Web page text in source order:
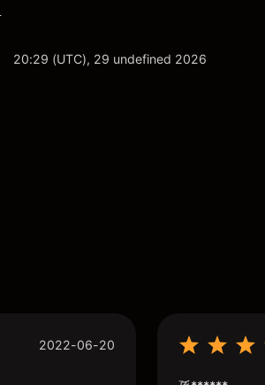
20:29 (UTC), 29 undefined 2026
2022-06-20